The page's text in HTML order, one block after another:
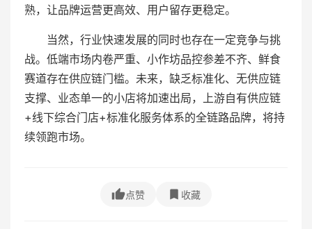
熟，让品牌运营更高效、用户留存更稳定。
当然，行业快速发展的同时也存在一定竞争与挑
战。低端市场内卷严重、小作坊品控参差不齐、鲜食
赛道存在供应链门槛。未来，缺乏标准化、无供应链
支撑、业态单一的小店将加速出局，上游自有供应链
+线下综合门店+标准化服务体系的全链路品牌，将持
续领跑市场。
点赞 收藏